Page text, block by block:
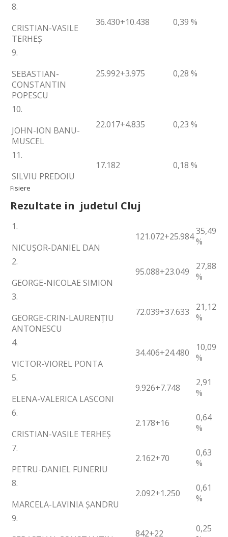
8.
CRISTIAN-VASILE
TERHEȘ
36.430+10.438 0,39 %
9.
SEBASTIAN-
CONSTANTIN
POPESCU
25.992+3.975 0,28 %
10.
JOHN-ION BANU-
MUSCEL
22.017+4.835 0,23 %
11.
SILVIU PREDOIU
17.182 0,18 %
Fisiere
Rezultate in judetul Cluj
1.
NICUȘOR-DANIEL DAN
121.072+25.98435,49
%
2.
GEORGE-NICOLAE SIMION
95.088+23.049
27,88
%
3.
GEORGE-CRIN-LAURENȚIU
ANTONESCU
72.039+37.633
21,12
%
4.
VICTOR-VIOREL PONTA
34.406+24.480
10,09
%
5.
ELENA-VALERICA LASCONI
9.926+7.748
2,91
%
6.
CRISTIAN-VASILE TERHEȘ
2.178+16
0,64
%
7.
PETRU-DANIEL FUNERIU
2.162+70
0,63
%
8.
MARCELA-LAVINIA ȘANDRU
2.092+1.250
0,61
%
9.
842+22
0,25